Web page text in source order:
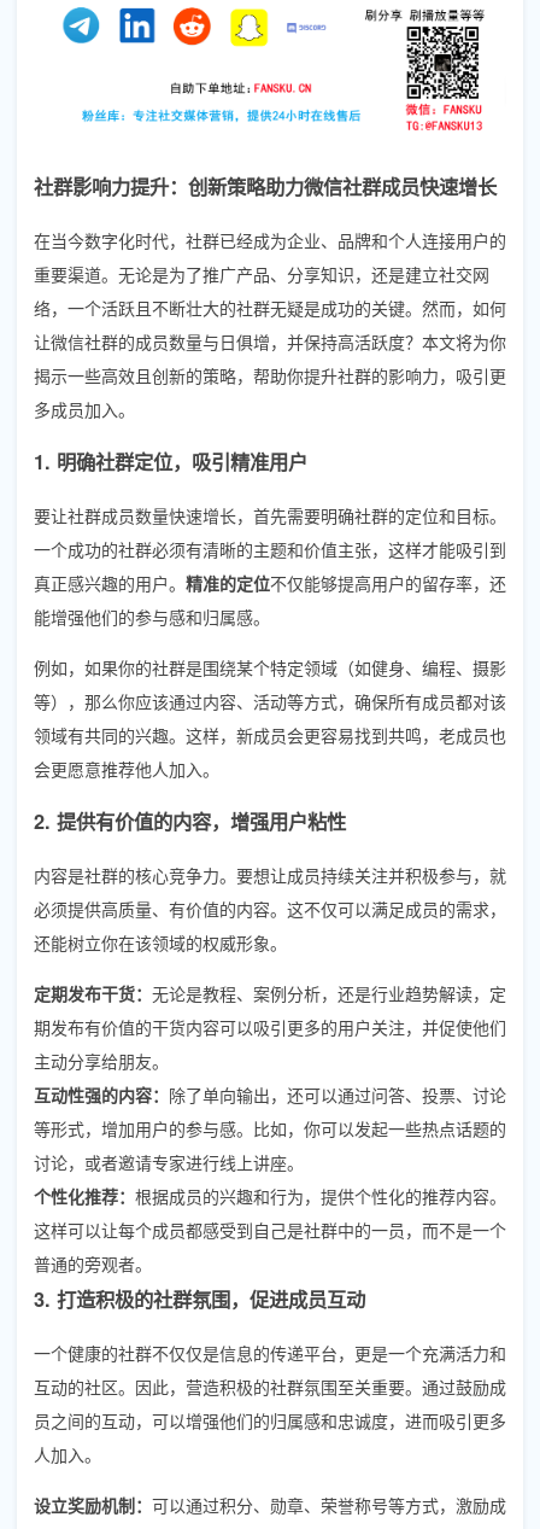
社群影响力提升：创新策略助力微信社群成员快速增长
在当今数字化时代，社群已经成为企业、品牌和个人连接用户的
重要渠道。无论是为了推广产品、分享知识，还是建立社交网
络，一个活跃且不断壮大的社群无疑是成功的关键。然而，如何
让微信社群的成员数量与日俱增，并保持高活跃度？本文将为你
揭示一些高效且创新的策略，帮助你提升社群的影响力，吸引更
多成员加入。
1. 明确社群定位，吸引精准用户
要让社群成员数量快速增长，首先需要明确社群的定位和目标。
一个成功的社群必须有清晰的主题和价值主张，这样才能吸引到
真正感兴趣的用户。 精准的定位不仅能够提高用户的留存率，还
能增强他们的参与感和归属感。
例如，如果你的社群是围绕某个特定领域（如健身、编程、摄影
等），那么你应该通过内容、活动等方式，确保所有成员都对该
领域有共同的兴趣。这样，新成员会更容易找到共鸣，老成员也
会更愿意推荐他人加入。
2. 提供有价值的内容，增强用户粘性
内容是社群的核心竞争力。要想让成员持续关注并积极参与，就
必须提供高质量、有价值的内容。这不仅可以满足成员的需求，
还能树立你在该领域的权威形象。
定期发布干货： 无论是教程、案例分析，还是行业趋势解读，定
期发布有价值的干货内容可以吸引更多的用户关注，并促使他们
主动分享给朋友。
互动性强的内容： 除了单向输出，还可以通过问答、投票、讨论
等形式，增加用户的参与感。比如，你可以发起一些热点话题的
讨论，或者邀请专家进行线上讲座。
个性化推荐： 根据成员的兴趣和行为，提供个性化的推荐内容。
这样可以让每个成员都感受到自己是社群中的一员，而不是一个
普通的旁观者。
3. 打造积极的社群氛围，促进成员互动
一个健康的社群不仅仅是信息的传递平台，更是一个充满活力和
互动的社区。因此，营造积极的社群氛围至关重要。通过鼓励成
员之间的互动，可以增强他们的归属感和忠诚度，进而吸引更多
人加入。
设立奖励机制： 可以通过积分、勋章、荣誉称号等方式，激励成